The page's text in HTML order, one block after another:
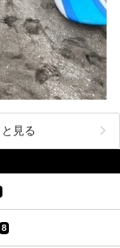
見る
8